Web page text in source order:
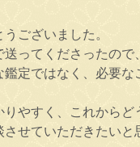
ございました。
ってくださったの
定ではなく、必要
やすく、これからど
せていただきたいと